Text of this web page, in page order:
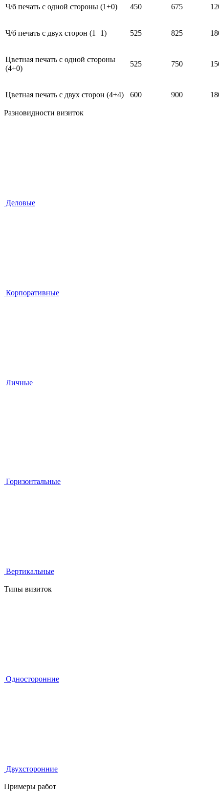
Ч/б печать с одной стороны (1+0) 450 675
Ч/б печать с двух сторон (1+1) 525 825
Цветная печать с одной стороны
(4+0)
525 750
Цветная печать с двух сторон (4+4) 600 900
Разновидности визиток
Деловые
Корпоративные
Личные
Горизонтальные
Вертикальные
Типы визиток
Односторонние
Двухсторонние
Примеры работ